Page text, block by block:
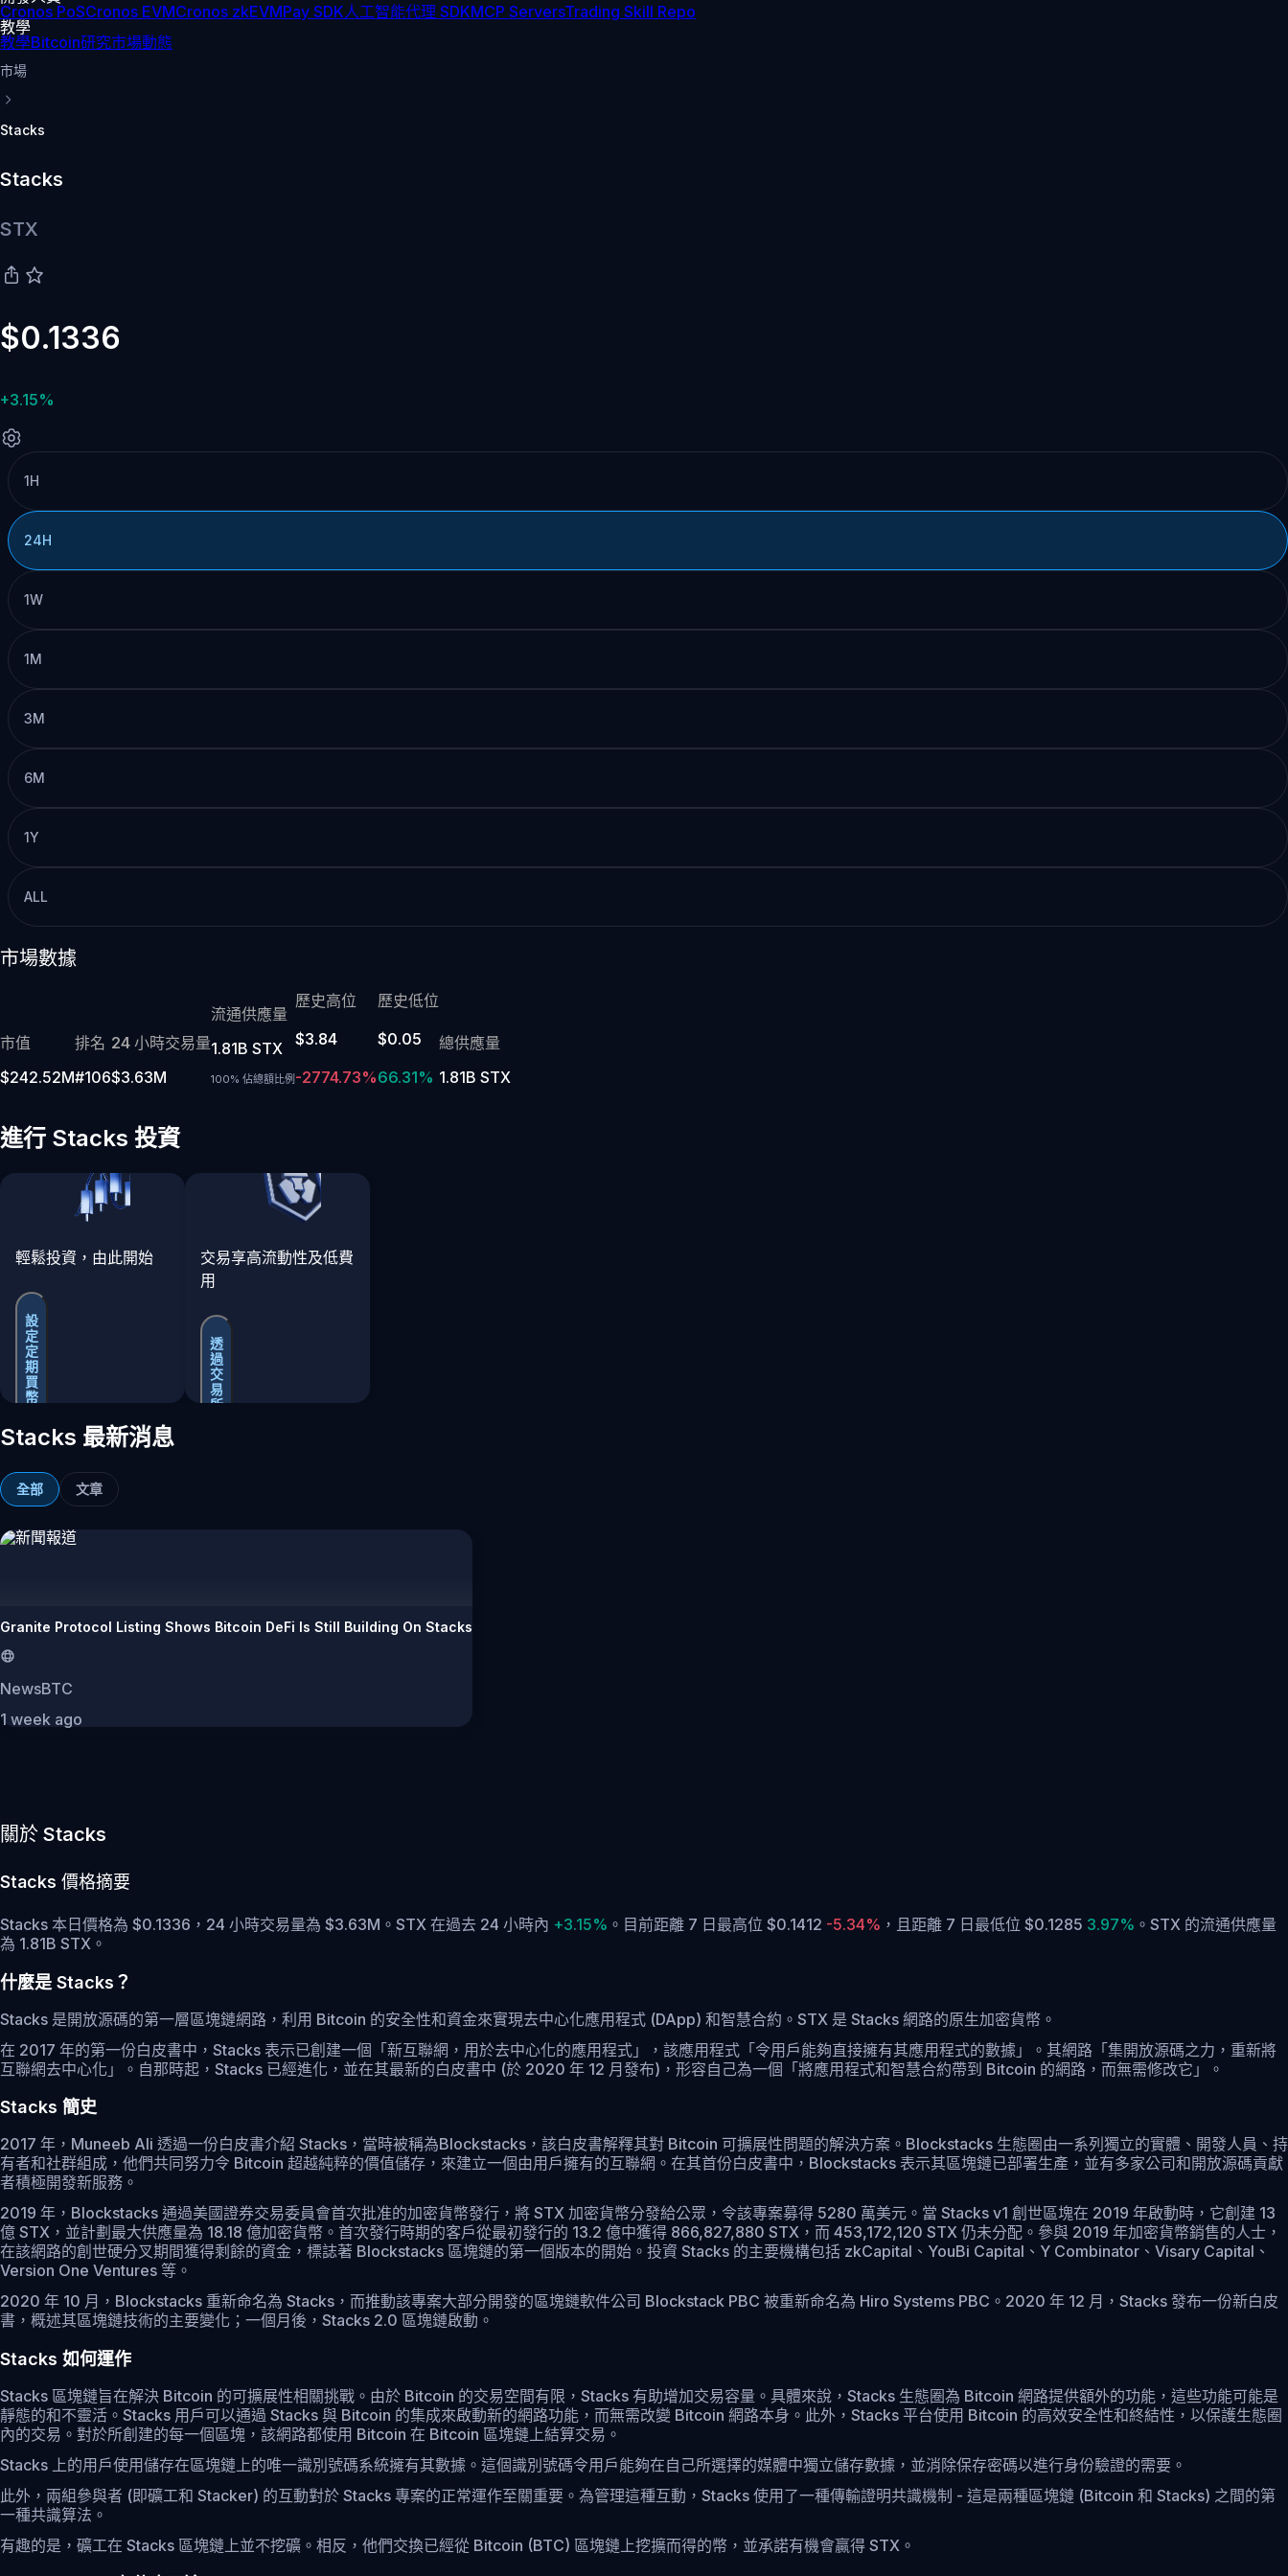
Cronos PoSCronos EVMCronos zkEVMPay SDK人工智能代理 SDKMCP ServersTrading Skill Repo
教學
教學Bitcoin研究市場動態
市場
Stacks
Stacks
STX
$0.1336
+3.15%
1H
24H
1W
1M
3M
6M
1Y
ALL
市場數據
市值
$242.52M
排名
#106
24 小時交易量
$3.63M
流通供應量
1.81B STX
100% 佔總額比例
歷史高位
$3.84
-2774.73%
歷史低位
$0.05
66.31%
總供應量
1.81B STX
進行 Stacks 投資
輕鬆投資，由此開始
設
定
定
期
買
幣
交易享高流動性及低費
用
透
過
交
易
所
Stacks 最新消息
全部 文章
Granite Protocol Listing Shows Bitcoin DeFi Is Still Building On Stacks
NewsBTC
1 week ago
關於 Stacks
Stacks 價格摘要
Stacks 本日價格為 $0.1336，24 小時交易量為 $3.63M。STX 在過去 24 小時內 +3.15% 。 目前距離 7 日最高位 $0.1412 -5.34% ， 且距離 7 日最低位 $0.1285 3.97% 。 STX 的流通供應量
為 1.81B STX。
什麼是 Stacks？
Stacks 是開放源碼的第一層區塊鏈網路，利用 Bitcoin 的安全性和資金來實現去中心化應用程式 (DApp) 和智慧合約。STX 是 Stacks 網路的原生加密貨幣。
在 2017 年的第一份白皮書中，Stacks 表示已創建一個「新互聯網，用於去中心化的應用程式」，該應用程式「令用戶能夠直接擁有其應用程式的數據」。其網路「集開放源碼之力，重新將
互聯網去中心化」。自那時起，Stacks 已經進化，並在其最新的白皮書中 (於 2020 年 12 月發布)，形容自己為一個「將應用程式和智慧合約帶到 Bitcoin 的網路，而無需修改它」。
Stacks 簡史
2017 年，Muneeb Ali 透過一份白皮書介紹 Stacks，當時被稱為Blockstacks，該白皮書解釋其對 Bitcoin 可擴展性問題的解決方案。Blockstacks 生態圈由一系列獨立的實體、開發人員、持
有者和社群組成，他們共同努力令 Bitcoin 超越純粹的價值儲存，來建立一個由用戶擁有的互聯網。在其首份白皮書中，Blockstacks 表示其區塊鏈已部署生產，並有多家公司和開放源碼貢獻
者積極開發新服務。
2019 年，Blockstacks 通過美國證券交易委員會首次批准的加密貨幣發行，將 STX 加密貨幣分發給公眾，令該專案募得 5280 萬美元。當 Stacks v1 創世區塊在 2019 年啟動時，它創建 13
億 STX，並計劃最大供應量為 18.18 億加密貨幣。首次發行時期的客戶從最初發行的 13.2 億中獲得 866,827,880 STX，而 453,172,120 STX 仍未分配。參與 2019 年加密貨幣銷售的人士，
在該網路的創世硬分叉期間獲得剩餘的資金，標誌著 Blockstacks 區塊鏈的第一個版本的開始。投資 Stacks 的主要機構包括 zkCapital、YouBi Capital、Y Combinator、Visary Capital、
Version One Ventures 等。
2020 年 10 月，Blockstacks 重新命名為 Stacks，而推動該專案大部分開發的區塊鏈軟件公司 Blockstack PBC 被重新命名為 Hiro Systems PBC。2020 年 12 月，Stacks 發布一份新白皮
書，概述其區塊鏈技術的主要變化；一個月後，Stacks 2.0 區塊鏈啟動。
Stacks 如何運作
Stacks 區塊鏈旨在解決 Bitcoin 的可擴展性相關挑戰。由於 Bitcoin 的交易空間有限，Stacks 有助增加交易容量。具體來說，Stacks 生態圈為 Bitcoin 網路提供額外的功能，這些功能可能是
靜態的和不靈活。Stacks 用戶可以通過 Stacks 與 Bitcoin 的集成來啟動新的網路功能，而無需改變 Bitcoin 網路本身。此外，Stacks 平台使用 Bitcoin 的高效安全性和終結性，以保護生態圈
內的交易。對於所創建的每一個區塊，該網路都使用 Bitcoin 在 Bitcoin 區塊鏈上結算交易。
Stacks 上的用戶使用儲存在區塊鏈上的唯一識別號碼系統擁有其數據。這個識別號碼令用戶能夠在自己所選擇的媒體中獨立儲存數據，並消除保存密碼以進行身份驗證的需要。
此外，兩組參與者 (即礦工和 Stacker) 的互動對於 Stacks 專案的正常運作至關重要。為管理這種互動，Stacks 使用了一種傳輸證明共識機制 - 這是兩種區塊鏈 (Bitcoin 和 Stacks) 之間的第
一種共識算法。
有趣的是，礦工在 Stacks 區塊鏈上並不挖礦。相反，他們交換已經從 Bitcoin (BTC) 區塊鏈上挖擴而得的幣，並承諾有機會贏得 STX。